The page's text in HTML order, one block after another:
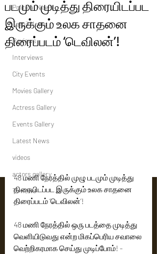
Political News
Tamil News
Reviews
Interviews
City Events
Movies Gallery
Actress Gallery
Events Gallery
Latest News
videos
actors gallery
Tv news
படமும் முடித்து திரையிடப்பட
இருக்கும் உலக சாதனை
திரைப்படம் ‘டெவிலன்’!
48 மணி நேரத்தில் முழு படமும் முடித்து
திரையிடப்பட இருக்கும் உலக சாதனை
திரைப்படம் ‘டெவிலன்’!
48 மணி நேரத்தில் ஒரு படத்தை முடித்து
வெளியிடுவது என்ற மிகப்பெரிய சவாலை
வெற்றிகரமாக செய்து முடிப்போம்! -